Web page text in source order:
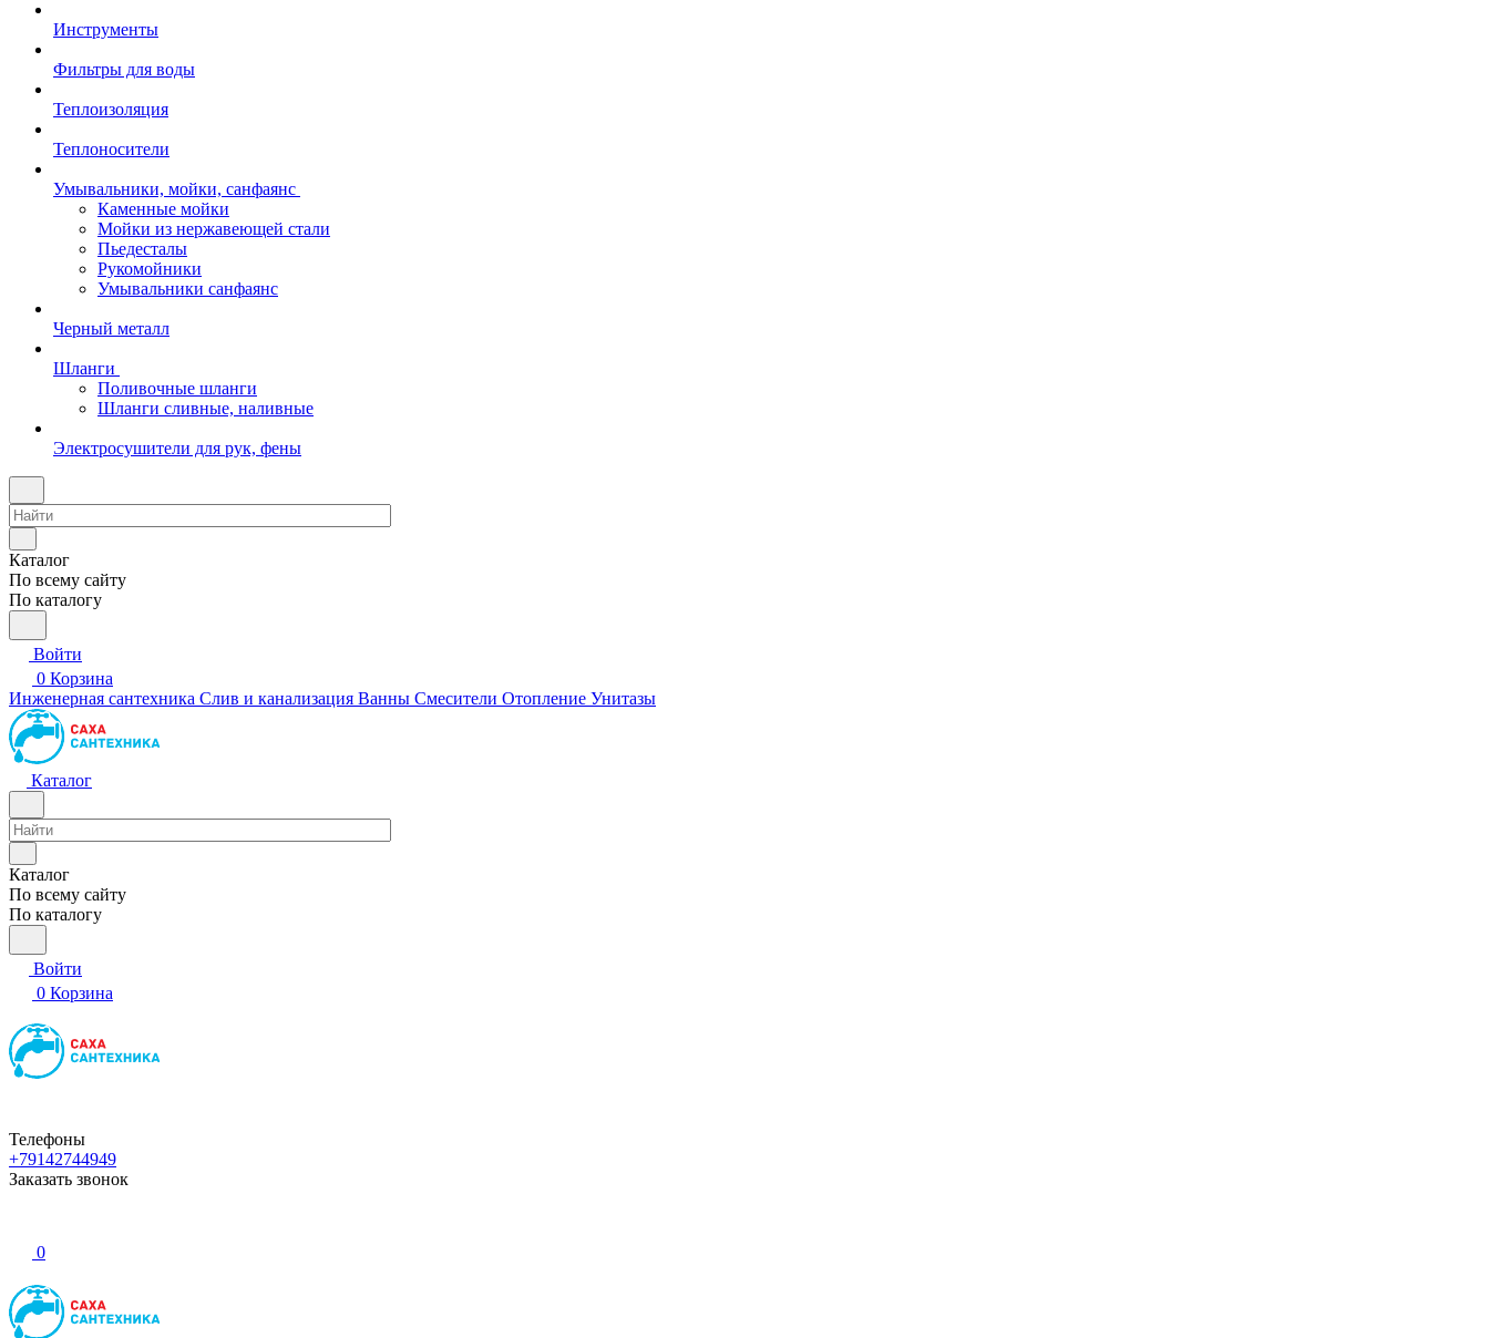
Инструменты
Фильтры для воды
Теплоизоляция
Теплоносители
Умывальники, мойки, санфаянс
Каменные мойки
Мойки из нержавеющей стали
Пьедесталы
Рукомойники
Умывальники санфаянс
Черный металл
Шланги
Поливочные шланги
Шланги сливные, наливные
Электросушители для рук, фены
Каталог
По всему сайту
По каталогу
Войти
0 Корзина
Инженерная сантехника Слив и канализация Ванны Смесители Отопление Унитазы
Каталог
Каталог
По всему сайту
По каталогу
Войти
0 Корзина
Телефоны
+79142744949
Заказать звонок
0